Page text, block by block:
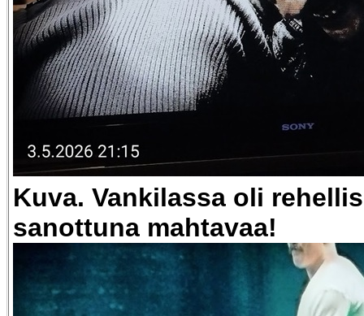
Kuva. Vankilassa oli
sanottuna mahtavaa!